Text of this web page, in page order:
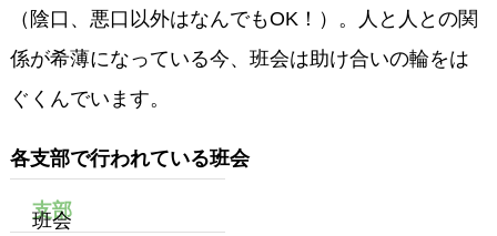
（陰口、悪口以外はなんでもOK！）。人と人との関
係が希薄になっている今、班会は助け合いの輪をは
ぐくんでいます。
各支部で行われている班会
支部
班会